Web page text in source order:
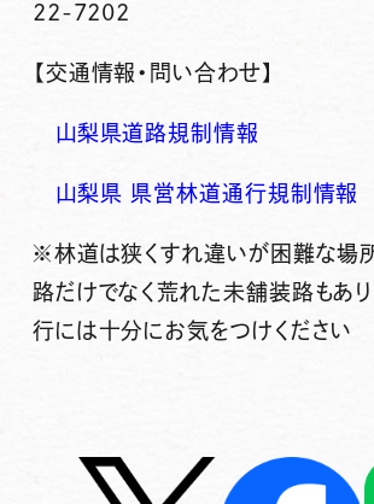
22-7202
【交通情報・問い合わせ】
山梨県道路規制情報
山梨県 県営林道通行規制情報
※林道は狭くすれ違いが困難な場
路だけでなく荒れた未舗装路もあり
行には十分にお気をつけください